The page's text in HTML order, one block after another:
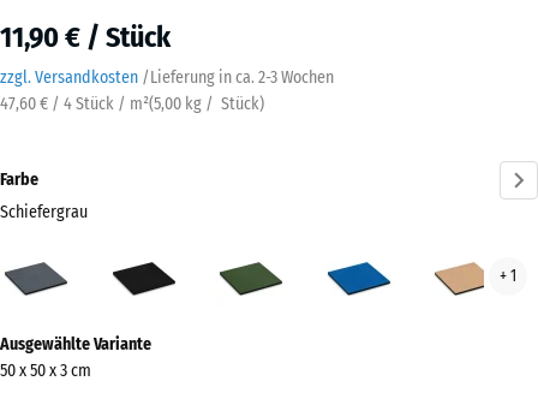
11,90 € / Stück
zzgl. Versandkosten /Lieferung in ca. 2-3 Wochen
47,60 € / 4 Stück / m²(5,00 kg / Stück)
Farbe
Schiefergrau
(active)
+ 1
Informationen
zu
Ausgewählte Variante
50 x 50 x 3 cm